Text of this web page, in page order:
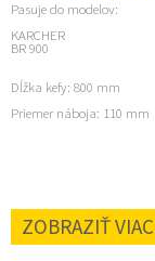
Pasuje do modelov:
KARCHER
BR 900
Dĺžka kefy: 800 mm
Priemer náboja: 110 mm
ZOBRAZIŤ VIAC